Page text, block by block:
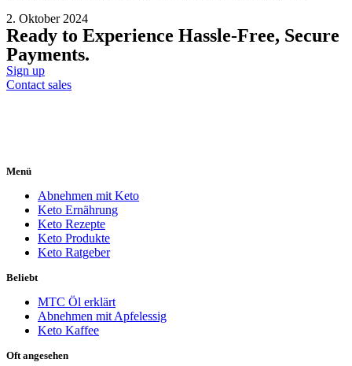
2. Oktober 2024
Ready to Experience Hassle-Free, Secure
Payments.
Sign up
Contact sales
Menü
Abnehmen mit Keto
Keto Ernährung
Keto Rezepte
Keto Produkte
Keto Ratgeber
Beliebt
MTC Öl erklärt
Abnehmen mit Apfelessig
Keto Kaffee
Oft angesehen